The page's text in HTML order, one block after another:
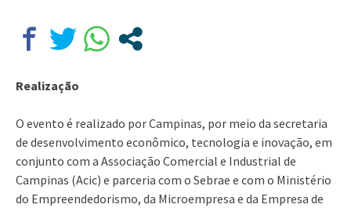
Realização
O evento é realizado por Campinas, por meio da secretaria
de desenvolvimento econômico, tecnologia e inovação, em
conjunto com a Associação Comercial e Industrial de
Campinas (Acic) e parceria com o Sebrae e com o Ministério
do Empreendedorismo, da Microempresa e da Empresa de